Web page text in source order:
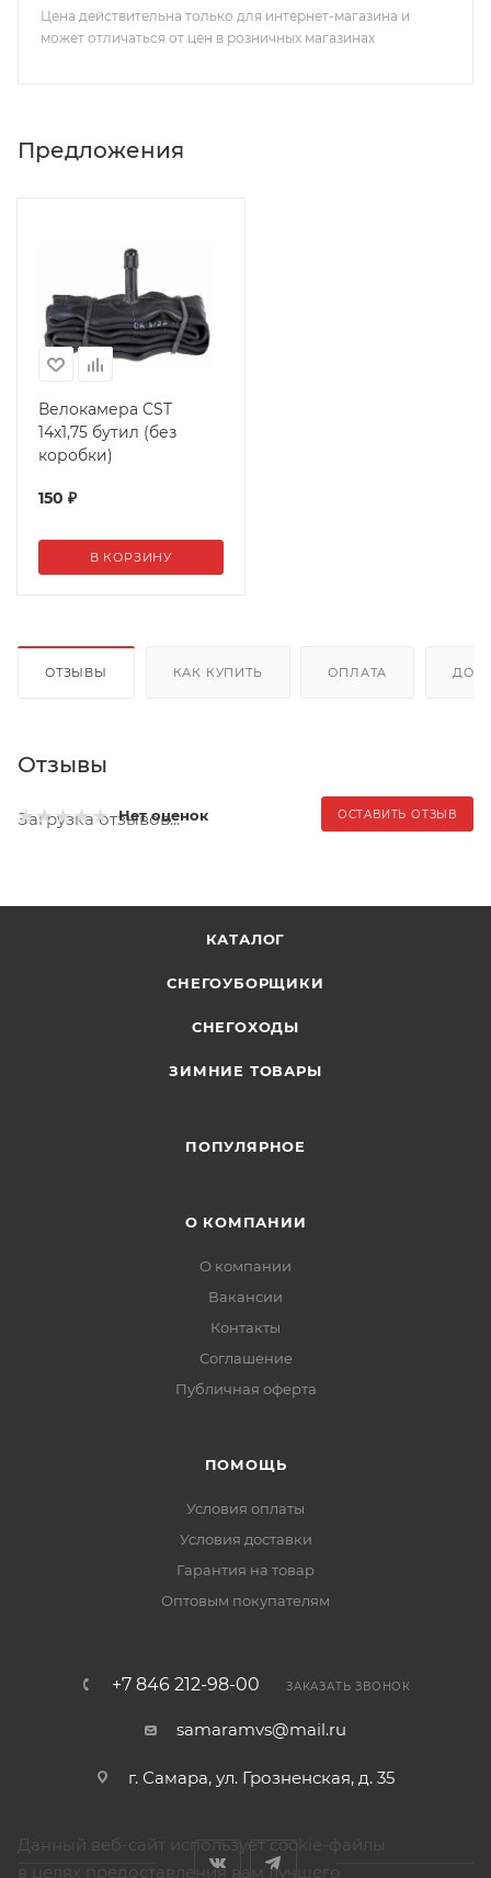
Цена действительна только для интернет-магазина и
может отличаться от цен в розничных магазинах
Предложения
Велокамера CST
14х1,75 бутил (без
коробки)
150 ₽
В КОРЗИНУ
ОТЗЫВЫ КАК КУПИТЬ ОПЛАТА
Отзывы
Нет оценок ОСТАВИТЬ ОТЗЫВ
Загрузка отзывов...
КАТАЛОГ
СНЕГОУБОРЩИКИ
СНЕГОХОДЫ
ЗИМНИЕ ТОВАРЫ
ПОПУЛЯРНОЕ
О КОМПАНИИ
О компании
Вакансии
Контакты
Соглашение
Публичная оферта
ПОМОЩЬ
Условия оплаты
Условия доставки
Гарантия на товар
Оптовым покупателям
+7 846 212-98-00 ЗАКАЗАТЬ ЗВОНОК
samaramvs@mail.ru
г. Самара, ул. Грозненская, д. 35
Данный веб-сайт использует cookie-файлы
в целях предоставления вам лучшего